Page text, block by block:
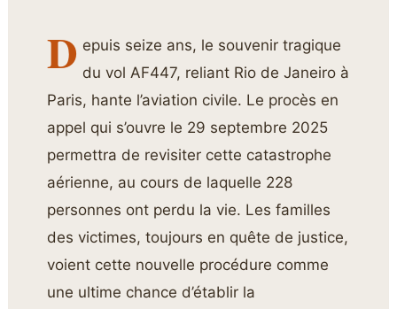
D epuis seize ans, le souvenir tragique
du vol AF447, reliant Rio de Janeiro à
Paris, hante l’aviation civile. Le procès en
appel qui s’ouvre le 29 septembre 2025
permettra de revisiter cette catastrophe
aérienne, au cours de laquelle 228
personnes ont perdu la vie. Les familles
des victimes, toujours en quête de justice,
voient cette nouvelle procédure comme
une ultime chance d’établir la